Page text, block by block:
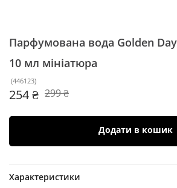
Парфумована вода Golden
10 мл мініатюра
(446123)
254 ₴ 299 ₴
Додати в кошик
Характеристики